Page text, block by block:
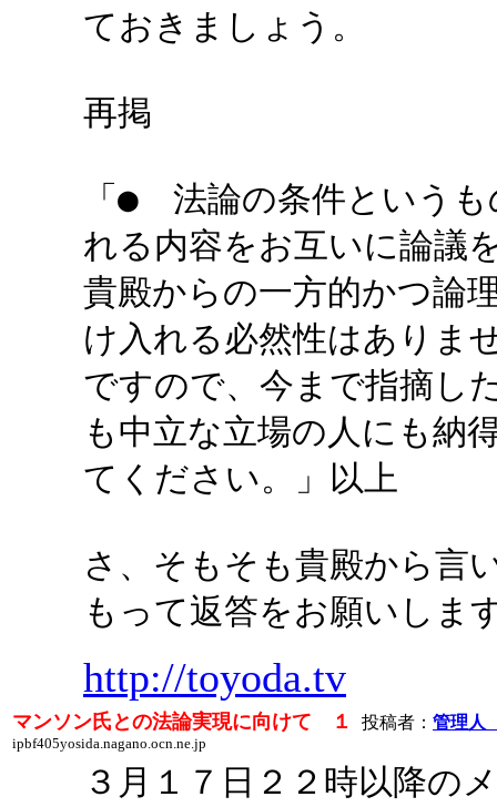
ておきましょう。
再掲
「● 法論の条件という
れる内容をお互いに論議
貴殿からの一方的かつ論
け入れる必然性はありま
ですので、今まで指摘し
も中立な立場の人にも納
てください。」以上
さ、そもそも貴殿から言
もって返答をお願いしま
http://toyoda.tv
マンソン氏との法論実現に向けて １ 投稿者： 管理人
ipbf405yosida.nagano.ocn.ne.jp
３月１７日２２時以降の